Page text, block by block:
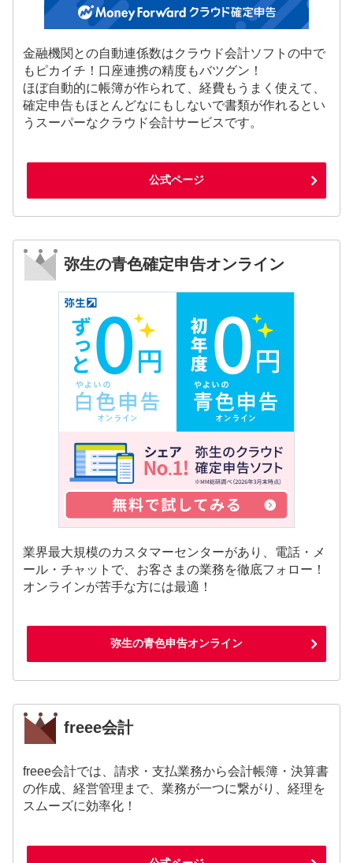
金融機関との自動連係数はクラウド会計ソフトの中で
もピカイチ！口座連携の精度もバツグン！
ほぼ自動的に帳簿が作られて、経費もうまく使えて、
確定申告もほとんどなにもしないで書類が作れるとい
うスーパーなクラウド会計サービスです。
公式ページ
弥生の青色確定申告オンライン
業界最大規模のカスタマーセンターがあり、電話・メ
ール・チャットで、お客さまの業務を徹底フォロー！
オンラインが苦手な方には最適！
弥生の青色申告オンライン
freee会計
freee会計では、請求・支払業務から会計帳簿・決算書
の作成、経営管理まで、業務が一つに繋がり、経理を
スムーズに効率化！